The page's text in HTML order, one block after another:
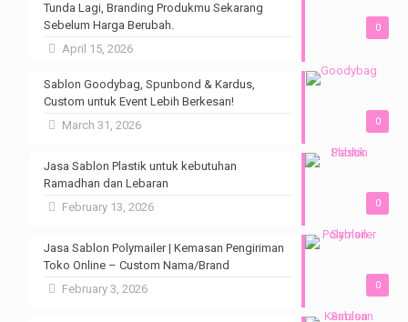
0
Tunda Lagi, Branding Produkmu Sekarang
Sebelum Harga Berubah.
April 15, 2026
0
Sablon Goodybag, Spunbond & Kardus,
Custom untuk Event Lebih Berkesan!
March 31, 2026
0
Jasa Sablon Plastik untuk kebutuhan
Ramadhan dan Lebaran
February 13, 2026
0
Jasa Sablon Polymailer | Kemasan Pengiriman
Toko Online – Custom Nama/Brand
February 3, 2026